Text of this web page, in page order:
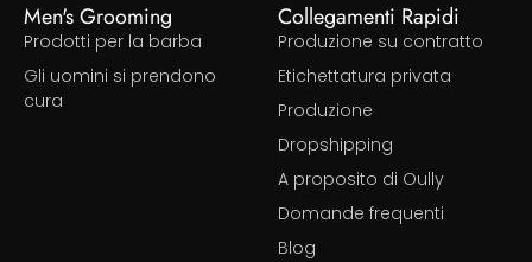
Men's Grooming
Prodotti per la barba
Gli uomini si prendono
cura
Collegamenti Rapidi
Produzione su contratto
Etichettatura privata
Produzione
Dropshipping
A proposito di Oully
Domande frequenti
Blog